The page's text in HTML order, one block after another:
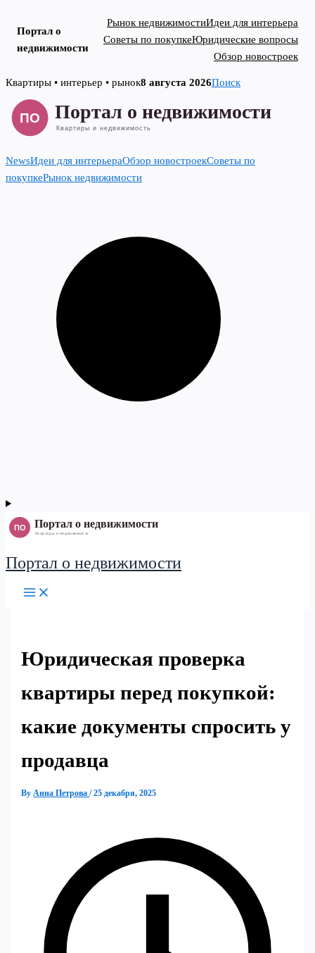
Портал о
недвижимости
Рынок недвижимостиИдеи для интерьера
Советы по покупкеЮридические вопросы
Обзор новостроек
Skip
content
Квартиры • интерьер • рынок8 августа 2026Поиск
NewsИдеи для интерьераОбзор новостроекСоветы по
покупкеРынок недвижимости
Портал о недвижимости
Юридическая проверка
квартиры перед покупкой:
какие документы спросить у
продавца
ByАнна Петрова/25 декабря, 2025